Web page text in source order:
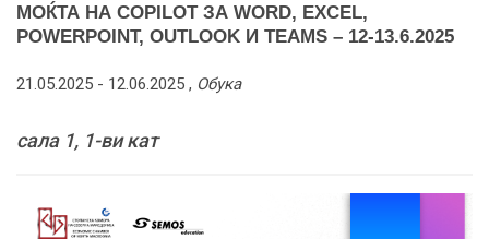
МОЌТА НА COPILOT ЗА WORD, EXCEL,
POWERPOINT, OUTLOOK И TEAMS – 12-13.6.2025
21.05.2025 - 12.06.2025 , Обука
сала 1, 1-ви кат